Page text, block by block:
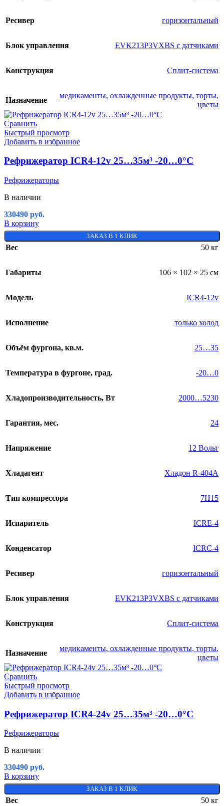
Ресивер горизонтальный
Блок управления EVK213P3VXBS с датчиками
Конструкция Сплит-система
Назначение
медикаменты, охлажденные продукты, торты,
цветы
Сравнить
Быстрый просмотр
Добавить в избранное
Рефрижератор ICR4-12v 25…35м³ -20…0°C
Рефрижераторы
В наличии
330490 руб.
В корзину
ЗАКАЗ В 1 КЛИК
Вес 50 кг
Габариты 106 × 102 × 25 см
Модель ICR4-12v
Исполнение только холод
Объём фургона, кв.м. 25…35
Температура в фургоне, град. -20…0
Хладопроизводительность, Вт 2000…5230
Гарантия, мес. 24
Напряжение 12 Вольт
Хладагент Хладон R-404A
Тип компрессора 7H15
Испаритель ICRE-4
Конденсатор ICRC-4
Ресивер горизонтальный
Блок управления EVK213P3VXBS с датчиками
Конструкция Сплит-система
Назначение
медикаменты, охлажденные продукты, торты,
цветы
Сравнить
Быстрый просмотр
Добавить в избранное
Рефрижератор ICR4-24v 25…35м³ -20…0°C
Рефрижераторы
В наличии
330490 руб.
В корзину
ЗАКАЗ В 1 КЛИК
Вес 50 кг